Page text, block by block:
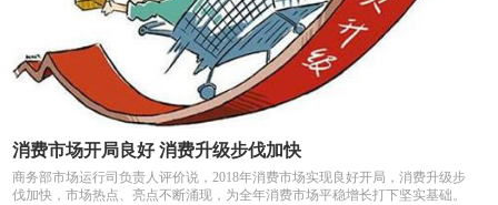
消费市场开局良好 消费升级步伐加快
商务部市场运行司负责人评价说，2018年消费市场实现良好开局，消费升级步
伐加快，市场热点、亮点不断涌现，为全年消费市场平稳增长打下坚实基础。